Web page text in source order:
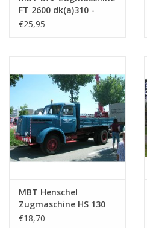
FT 2600 dk(a)310 -
Bauzeichnung
€25,95
MBT Henschel
Zugmaschine HS 130
Diesel - Bauzeichnung
€18,70